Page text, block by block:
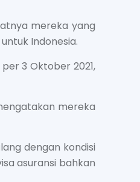
mereka yang
Indonesia.
3 Oktober 2021,
mereka
dengan kondisi
asuransi bahkan